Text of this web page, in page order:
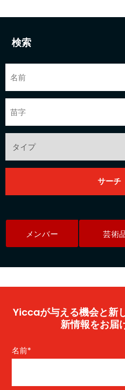
検索
メンバー 芸術
Yiccaが与える機会と新
新情報をお届
名前*